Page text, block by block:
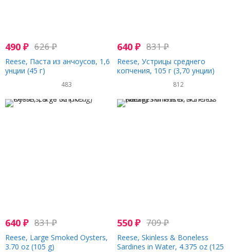
490 ₽ 626₽
Reese, Паста из анчоусов, 1,6
унции (45 г)
483
640₽ 831₽
Reese, Устрицы среднего
копчения, 105 г (3,70 унции)
812
640 ₽ 831₽
Reese, Large Smoked Oysters,
3.70 oz (105 g)
550₽ 709₽
Reese, Skinless & Boneless
Sardines in Water, 4.375 oz (125